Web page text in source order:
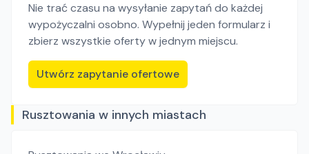
Nie trać czasu na wysyłanie zapytań do każdej
wypożyczalni osobno. Wypełnij jeden formularz i
zbierz wszystkie oferty w jednym miejscu.
Utwórz zapytanie ofertowe
Rusztowania w innych miastach